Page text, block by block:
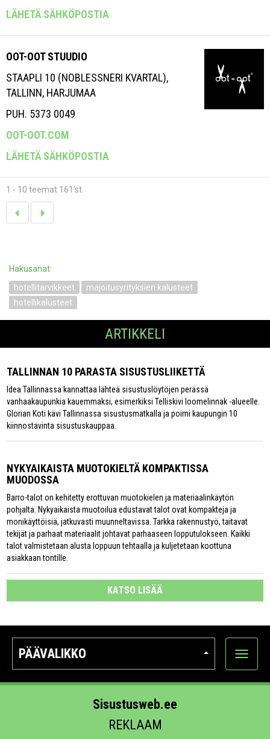
LÄHETÄ SÄHKÖPOSTIA
OOT-OOT STUUDIO
STAAPLI 10 (NOBLESSNERI KVARTAL),
TALLINN, HARJUMAA
PUH. 5373 0049
OOT-OOT.COM
LÄHETÄ SÄHKÖPOSTIA
1 - 10 teemat 161'st
Hakusanat:
hotellitarvikkeet
majoitusyrityksien kalusteet
hotellikalusteet
ARTIKKELI
TALLINNAN 10 PARASTA SISUSTUSLIIKETTÄ
Idea Tallinnassa kannattaa lähteä sisustuslöytöjen perässä
vanhaakaupunkia kauemmaksi, esimerkiksi Telliskivi loomelinnak -alueelle.
Glorian Koti kävi Tallinnassa sisustusmatkalla ja poimi kaupungin 10
kiinnostavinta sisustuskauppaa.
NYKYAIKAISTA MUOTOKIELTÄ KOMPAKTISSA
MUODOSSA
Barro-talot on kehitetty erottuvan muotokielen ja materiaalinkäytön
pohjalta. Nykyaikaista muotoilua edustavat talot ovat kompakteja ja
monikäyttöisiä, jatkuvasti muunneltavissa. Tarkka rakennustyö, taitavat
tekijät ja parhaat materiaalit johtavat parhaaseen lopputulokseen. Kaikki
talot valmistetaan alusta loppuun tehtaalla ja kuljetetaan koottuna
asiakkaan tontille.
KATSO LISÄÄ
PÄÄVALIKKO
Näytä
Sisustusweb.ee
REKLAAM